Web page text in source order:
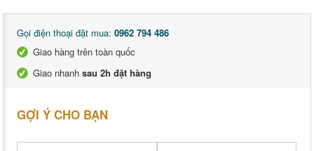
Gọi điện thoại đặt mua: 0962 794 486
Giao hàng trên toàn quốc
Giao nhanh sau 2h đặt hàng
GỢI Ý CHO BẠN